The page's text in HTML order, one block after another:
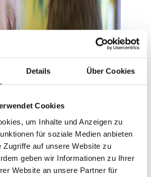
Details Über Cookies
Cookies
um Inhalte und Anzeigen zu
für soziale Medien anbieten
Zugriffe auf unsere Website zu
geben wir Informationen zu Ihrer
Website an unsere Partner für